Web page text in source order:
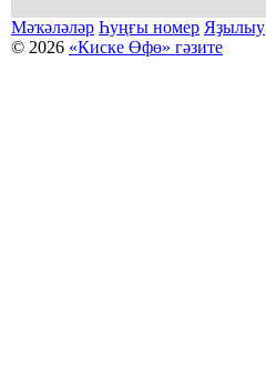
Мәҡәләләр Һуңғы номер Яҙылыу
© 2026 «Киске Өфө» гәзите